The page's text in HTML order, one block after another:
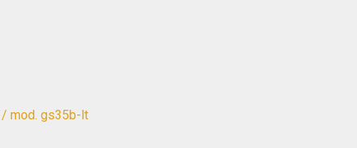
/ mod. gs35b-lt